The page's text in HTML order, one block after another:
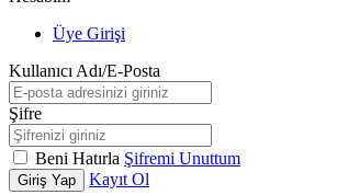
Üye Girişi
Kullanıcı Adı/E-Posta
Şifre
Beni Hatırla Şifremi Unuttum
Giriş Yap Kayıt Ol